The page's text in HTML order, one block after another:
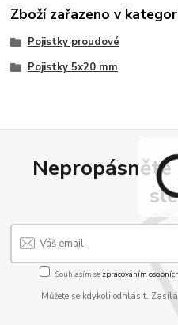
Zboží zařazeno v
Pojistky proudové
Pojistky 5x20 mm
Nepropásněte
Souhlasím se zpracováním
Můžete se kdykoli odhlásit.